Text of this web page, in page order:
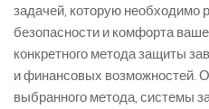
задачей, которую необходимо
безопасности и комфорта
конкретного метода защиты
и финансовых возможностей.
выбранного метода, системы